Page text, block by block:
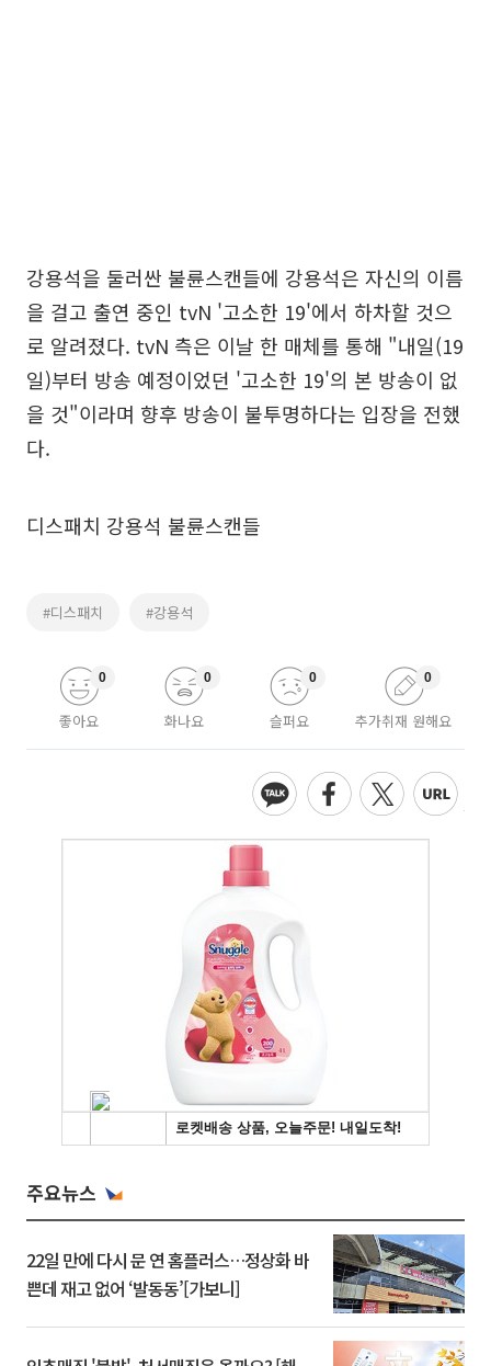
강용석을 둘러싼 불륜스캔들에 강용석은 자신의 이름
을 걸고 출연 중인 tvN '고소한 19'에서 하차할 것으
로 알려졌다. tvN 측은 이날 한 매체를 통해 "내일(19
일)부터 방송 예정이었던 '고소한 19'의 본 방송이 없
을 것"이라며 향후 방송이 불투명하다는 입장을 전했
다.
디스패치 강용석 불륜스캔들
#디스패치 #강용석
좋아요
0
화나요
0
슬퍼요
0
추가취재 원해요
0
주요뉴스
22일 만에 다시 문 연 홈플러스…정상화 바
쁜데 재고 없어 ‘발동동’[가보니]